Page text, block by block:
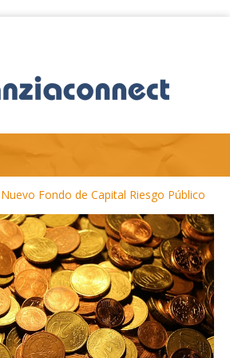
Nuevo Fondo de Capital Riesgo Público